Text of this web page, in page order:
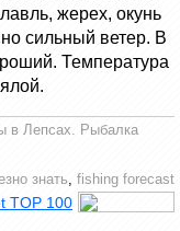
жерех, окунь
сильный ветер. В
Температура
в Лепсах. Рыбалка
знать fishing forecast